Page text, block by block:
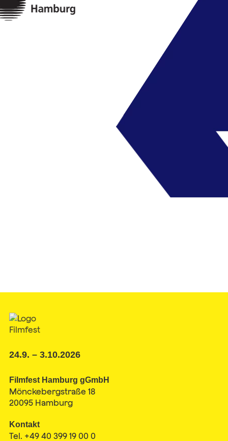
24.9. – 3.10.2026
Filmfest Hamburg gGmbH
Mönckebergstraße 18
20095 Hamburg
Kontakt
Tel. +49 40 399 19 00 0